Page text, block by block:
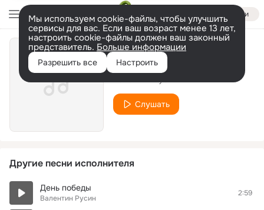
Войти
Мы используем cookie-файлы, чтобы улучшить
сервисы для вас. Если ваш возраст менее 13 лет,
настроить cookie-файлы должен ваш законный
представитель. Больше информации
Разрешить все Настроить
Прощай
Слушать
Другие песни исполнителя
День победы
Валентин Русин
2:59